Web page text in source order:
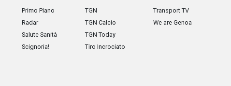
Primo Piano
Radar
Salute Sanità
Scignoria!
TGN
TGN Calcio
TGN Today
Tiro Incrociato
Transport TV
We are Genoa